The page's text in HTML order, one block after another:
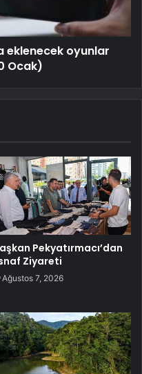
eklenecek oyunlar
Ocak)
Pekyatırmacı’dan
Ziyareti
Ağustos 7, 2026